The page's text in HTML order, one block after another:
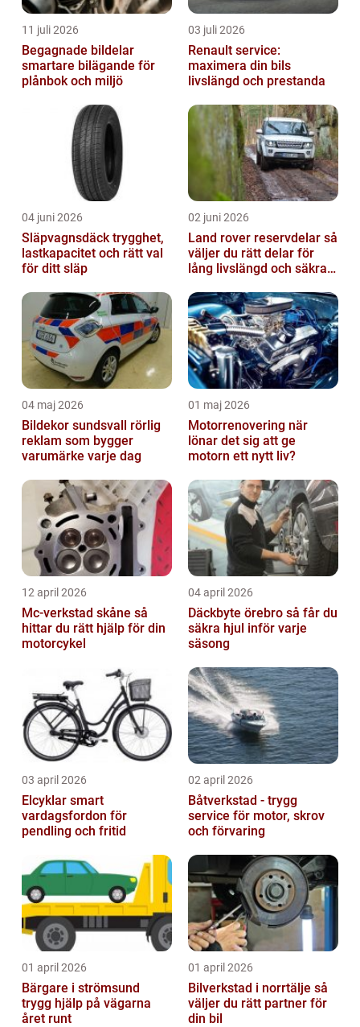
11 juli 2026
Begagnade bildelar
smartare bilägande för
plånbok och miljö
03 juli 2026
Renault service:
maximera din bils
livslängd och prestanda
04 juni 2026
Släpvagnsdäck trygghet,
lastkapacitet och rätt val
för ditt släp
02 juni 2026
Land rover reservdelar så
väljer du rätt delar för
lång livslängd och säkra
04 maj 2026
Bildekor sundsvall rörlig
reklam som bygger
varumärke varje dag
01 maj 2026
Motorrenovering när
lönar det sig att ge
motorn ett nytt liv?
12 april 2026
Mc-verkstad skåne så
hittar du rätt hjälp för din
motorcykel
04 april 2026
Däckbyte örebro så får du
säkra hjul inför varje
säsong
03 april 2026
Elcyklar smart
vardagsfordon för
pendling och fritid
02 april 2026
Båtverkstad - trygg
service för motor, skrov
och förvaring
01 april 2026
Bärgare i strömsund
trygg hjälp på vägarna
året runt
01 april 2026
Bilverkstad i norrtälje så
väljer du rätt partner för
din bil